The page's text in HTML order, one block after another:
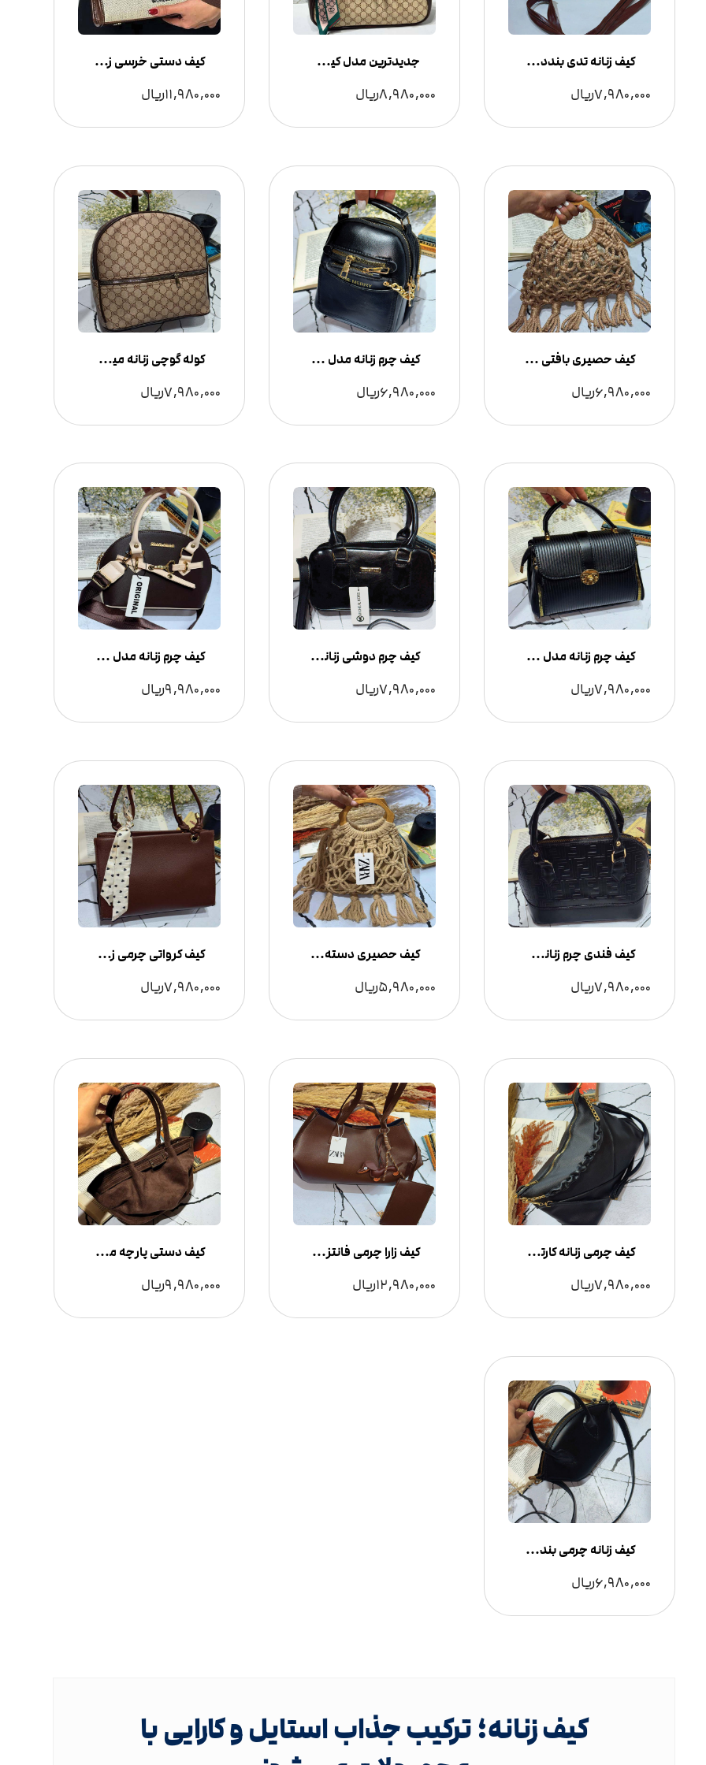
کیف زنانه تدی بنددار چرم | فانتزی و ترند | می شوز
7,980,000ریال
جدیدترین مدل کیف زنانه گوچی؛ ترکیب استایل لوکس و کاربرد روزمره
8,980,000ریال
کیف دستی خرسی زنانه مدل تدی
11,980,000ریال
کیف حصیری بافتی دسته چوب زنانه
6,980,000ریال
کیف چرم زنانه مدل پاسپورتی
6,980,000ریال
کوله گوچی زنانه مینیمال
7,980,000ریال
کیف چرم زنانه مدل کبریتی
7,980,000ریال
کیف چرم دوشی زنانه مدل Michael Kors
7,980,000ریال
کیف چرم زنانه مدل MIUMIU
9,980,000ریال
کیف فندی چرم زنانه مدل برجسته
7,980,000ریال
کیف حصیری دسته چوبی ZARA
5,980,000ریال
کیف کرواتی چرمی زنانه مجلسی
7,980,000ریال
کیف چرمی زنانه کارتیر دار
7,980,000ریال
کیف زارا چرمی فانتزی مدل عروسک دار
12,980,000ریال
کیف دستی پارچه مخملی زنانه
9,980,000ریال
کیف زنانه چرمی بند دار
6,980,000ریال
کیف زنانه؛ ترکیب جذاب استایل و کارایی با